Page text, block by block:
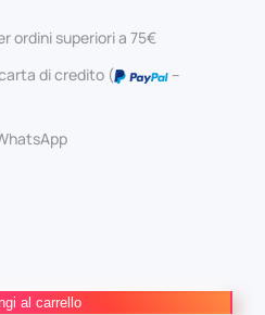
attuale
è:
ordini superiori a 75€
di credito (
–
al carrello